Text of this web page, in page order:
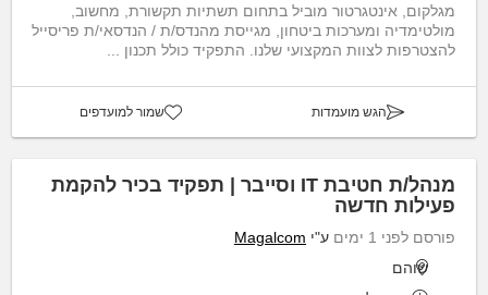
מגלקום, אינטגרטור מוביל בתחום תשתיות תקשורת, מחשוב,
מולטימדיה ומערכות ביטחון, מגייסת מהנדס/ת / הנדסאי/ת פריסייל
להצטרפות לצוות המקצועי שלנו. התפקיד כולל תכנון ...
הגש מועמדות שמור למועדפים
מנהל/ת חטיבת IT וסייבר | תפקיד בכיר להקמת
פעילות חדשה
פורסם לפני 1 ימים ע"י Magalcom
שוהם